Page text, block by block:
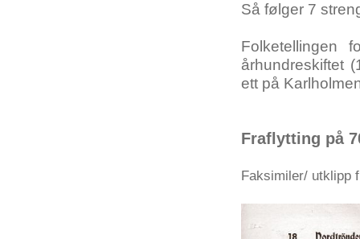
Så følger 7
Folketellingen
århundreskiftet
ett på
Fraflytting på
Faksimiler/ utklipp